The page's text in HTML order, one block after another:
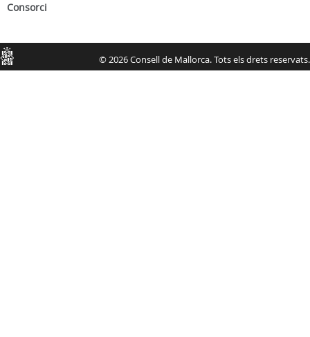
Consorci
Consell
© 2026 Consell de Mallorca. Tots els drets reservats.